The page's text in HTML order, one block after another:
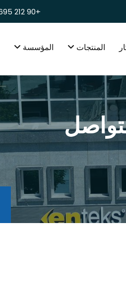
+90 212 695 44 49
المؤسسة المنتجات